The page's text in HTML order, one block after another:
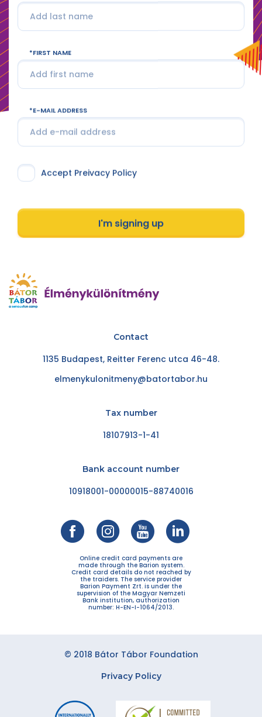
FIRST NAME
E-MAIL ADDRESS
Accept Preivacy Policy
I'm signing up
Contact
1135 Budapest, Reitter Ferenc utca 46-48.
elmenykulonitmeny@batortabor.hu
Tax number
18107913-1-41
Bank account number
10918001-00000015-88740016
Online credit card payments are
made through the Barion system.
Credit card details do not reached by
the traiders. The service provider
Barion Payment Zrt. is under the
supervision of the Magyar Nemzeti
Bank institution, authorization
number: H-EN-I-1064/2013.
© 2018 Bátor Tábor Foundation
Privacy Policy